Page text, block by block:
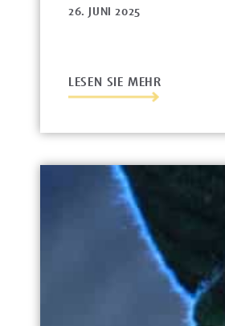
26. JUNI 2025
LESEN SIE MEHR